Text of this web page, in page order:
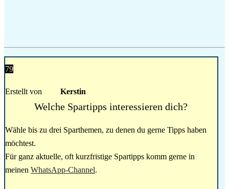
79
Erstellt von Kerstin
Welche Spartipps interessieren dich?
Wähle bis zu drei Sparthemen, zu denen du gerne Tipps haben
möchtest.
Für ganz aktuelle, oft kurzfristige Spartipps komm gerne in
meinen WhatsApp-Channel.